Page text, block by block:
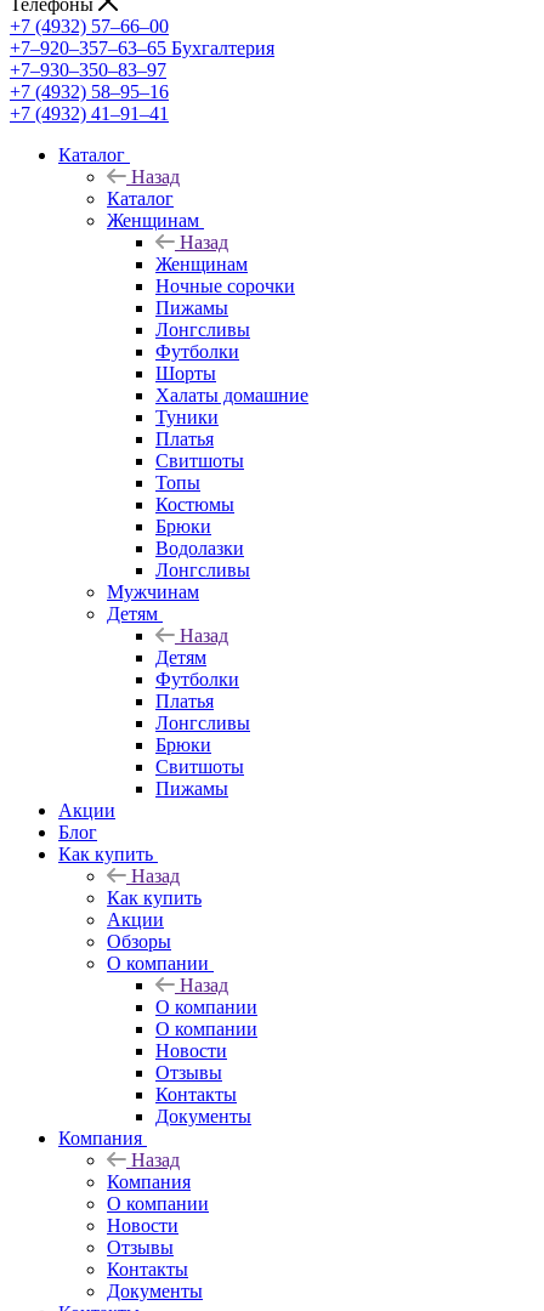
Телефоны
+7 (4932) 57‒66‒00
+7‒920‒357‒63‒65 Бухгалтерия
+7‒930‒350‒83‒97
+7 (4932) 58‒95‒16
+7 (4932) 41‒91‒41
Каталог
Назад
Каталог
Женщинам
Назад
Женщинам
Ночные сорочки
Пижамы
Лонгсливы
Футболки
Шорты
Халаты домашние
Туники
Платья
Свитшоты
Топы
Костюмы
Брюки
Водолазки
Лонгсливы
Мужчинам
Детям
Назад
Детям
Футболки
Платья
Лонгсливы
Брюки
Свитшоты
Пижамы
Акции
Блог
Как купить
Назад
Как купить
Акции
Обзоры
О компании
Назад
О компании
О компании
Новости
Отзывы
Контакты
Документы
Компания
Назад
Компания
О компании
Новости
Отзывы
Контакты
Документы